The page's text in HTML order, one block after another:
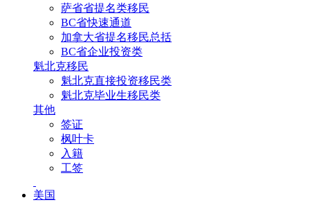
萨省省提名类移民
BC省快速通道
加拿大省提名移民总括
BC省企业投资类
魁北克移民
魁北克直接投资移民类
魁北克毕业生移民类
其他
签证
枫叶卡
入籍
工签
美国